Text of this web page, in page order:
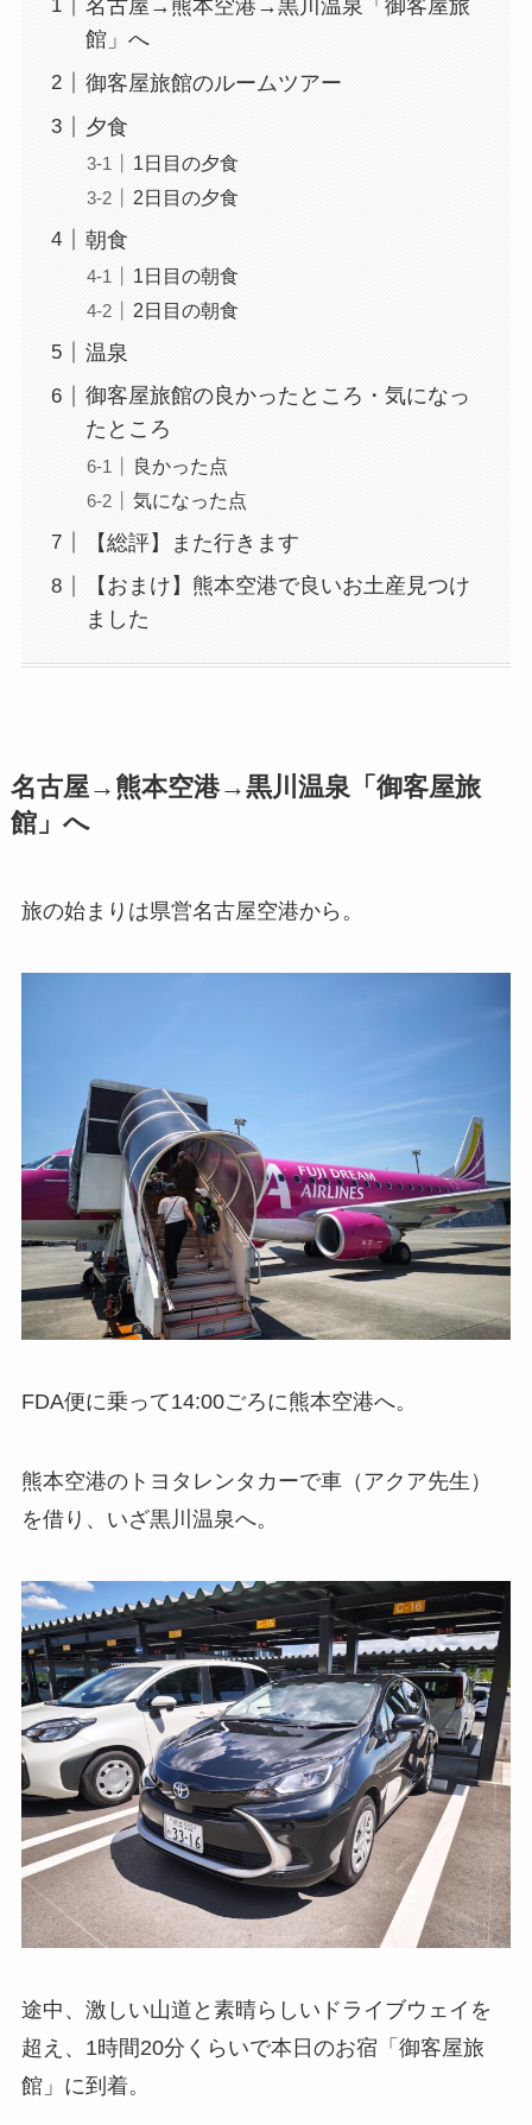
名古屋→熊本空港→黒川温泉「御客屋旅
館」へ
御客屋旅館のルームツアー
夕食
1日目の夕食
2日目の夕食
朝食
1日目の朝食
2日目の朝食
温泉
御客屋旅館の良かったところ・気になっ
たところ
良かった点
気になった点
【総評】また行きます
【おまけ】熊本空港で良いお土産見つけ
ました
名古屋→熊本空港→黒川温泉「御客屋旅
館」へ
旅の始まりは県営名古屋空港から。
FDA便に乗って14:00ごろに熊本空港へ。
熊本空港のトヨタレンタカーで車（アクア先生）
を借り、いざ黒川温泉へ。
途中、激しい山道と素晴らしいドライブウェイを
超え、1時間20分くらいで本日のお宿「御客屋旅
館」に到着。